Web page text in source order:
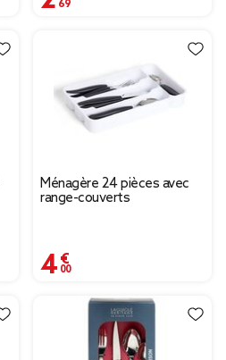
Ménagère 24 pièces avec
range-couverts
4,00 €